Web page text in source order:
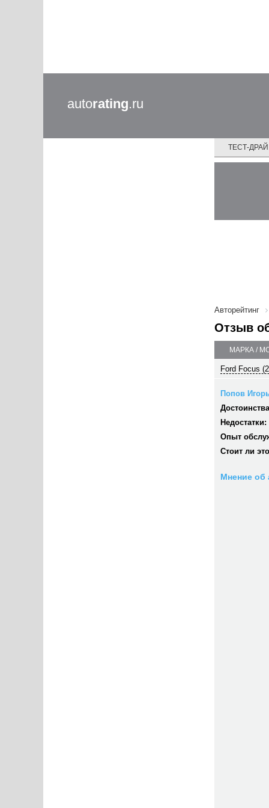
autorating.ru
ТЕСТ-
Авторейтинг
Отзыв
МАРКА /
Ford Focus
Попов
Недостатки:
Опыт
Стоит ли
Мнение об